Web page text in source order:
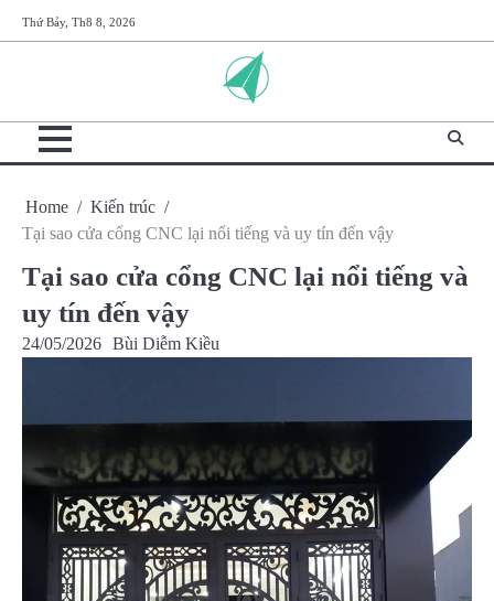
to
Thứ Bảy, Th8 8, 2026
Home
Kiến trúc
Tại sao cửa cổng CNC lại nổi tiếng và uy tín đến vậy
Tại sao cửa cổng CNC lại nổi tiếng và
uy tín đến vậy
24/05/2026 Bùi Diễm Kiều